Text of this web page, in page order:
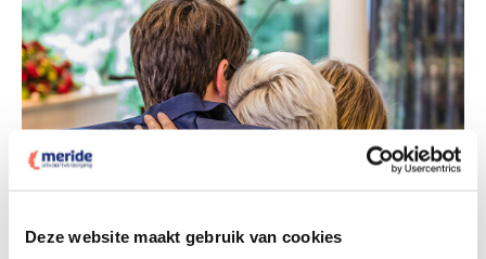
Deze website maakt gebruik van cookies